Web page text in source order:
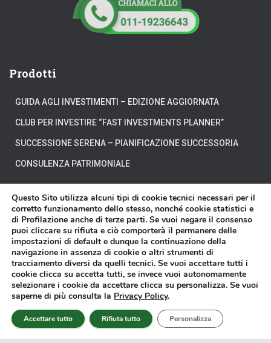
Prodotti
GUIDA AGLI INVESTIMENTI – EDIZIONE AGGIORNATA
CLUB PER INVESTIRE “FAST INVESTMENTS PLANNER”
SUCCESSIONE SERENA – PIANIFICAZIONE SUCCESSORIA
CONSULENZA PATRIMONIALE
CHI SIAMO DOVE SIAMO DICONO DI NOI
DISCLAIMER CONTATTI VIDEO
Affari Miei® è un marchio registrato di proprietà della Affari Miei S.r.l. - P.
IVA 11603570018 - Sede in Torino presso Corso Francesco Ferrucci n.112 -
Copyright © 2014-2025 -Privacy Policy-Cookie Policy
Questo Sito utilizza alcuni tipi di cookie tecnici necessari per il
corretto funzionamento dello stesso, nonché cookie statistici e
di Profilazione anche di terze parti. Se vuoi negare il consenso
puoi cliccare su rifiuta e ciò comporterà il permanere delle
impostazioni di default e dunque la continuazione della
navigazione in assenza di cookie o altri strumenti di
tracciamento diversi da quelli tecnici. Se vuoi accettare tutti i
cookie clicca su accetta tutti, se invece vuoi autonomamente
selezionare i cookie da accettare clicca su personalizza. Se vuoi
saperne di più consulta la Privacy Policy.
Accettare tutto Rifiuta tutto Personalizza